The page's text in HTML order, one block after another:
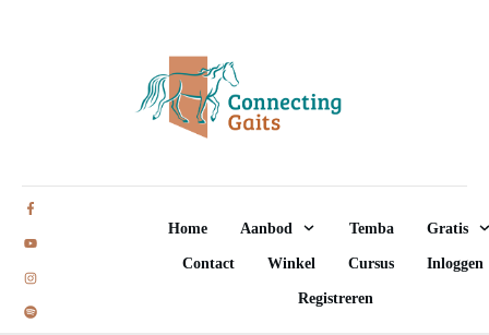
Home Aanbod Temba Gratis
Contact Winkel Cursus Inloggen
Registreren